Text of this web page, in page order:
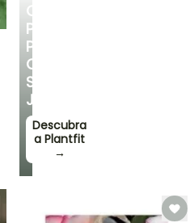
CONSELHOS
PERSONALIZADOS
PARA
O
SEU
JARDIM
Descubra
a Plantfit
→